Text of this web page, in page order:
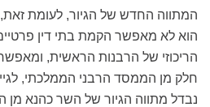
המתווה החדש של הגיור, לעומת זאת,
הוא לא מאפשר הקמת בתי דין
הריכוזי של הרבנות הראשית,
חלק מן הממסד הרבני הממלכתי,
נבדל מתווה הגיור של השר כהנא מן